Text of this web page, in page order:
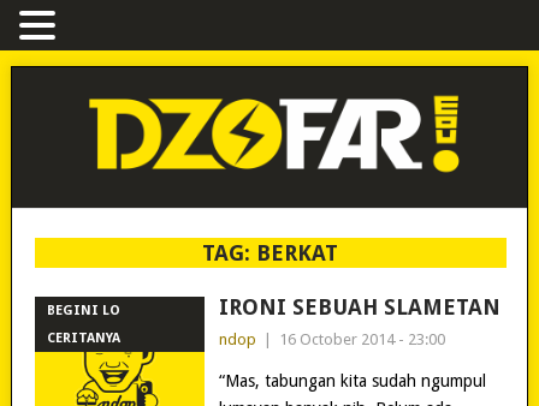
TAG: BERKAT
BEGINI LO
CERITANYA
IRONI SEBUAH SLAMETAN
ndop 16 October 2014 - 23:00
“Mas, tabungan kita sudah ngumpul